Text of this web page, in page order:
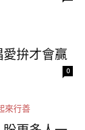
拚才會贏
0